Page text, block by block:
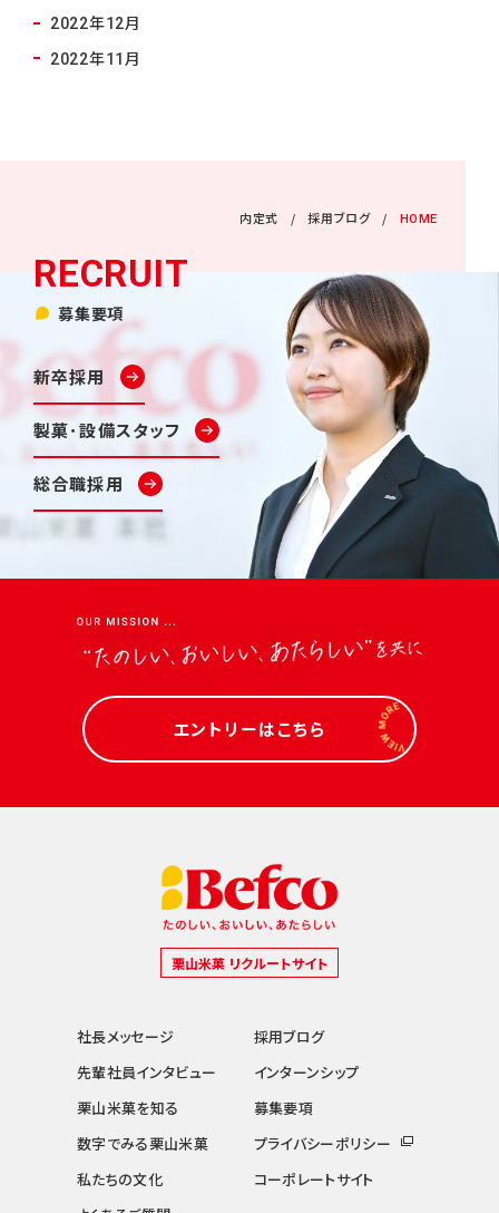
2022年12月
2022年11月
内定式 採用ブログ HOME
募集要項
新卒採用
製菓･設備スタッフ
総合職採用
エントリーはこちら
栗山米菓 リクルートサイト
社長メッセージ
先輩社員インタビュー
栗山米菓を知る
数字でみる栗山米菓
私たちの文化
採用ブログ
インターンシップ
募集要項
プライバシーポリシー
コーポレートサイト